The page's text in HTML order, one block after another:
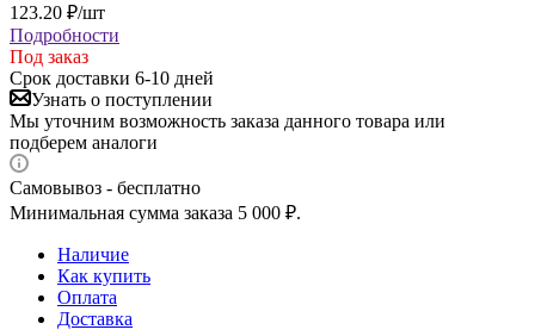
123.20 ₽/шт
Подробности
Под заказ
Срок доставки 6-10 дней
Узнать о поступлении
Мы уточним возможность заказа данного товара или
подберем аналоги
Самовывоз - бесплатно
Минимальная сумма заказа 5 000 ₽.
Наличие
Как купить
Оплата
Доставка